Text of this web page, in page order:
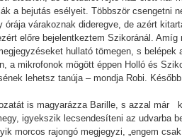
a bejutás esélyeit. Többször csengetni
órája várakoznak dideregve, de azért
előre bejelentkeztem Szikoránál.
hullató tömegen, s belépek
a mikrofonok mögött éppen Holló és
lehetsz tanúja – mondja Robi.
is magyarázza Barille, s azzal már
igyekszik lecsendesíteni az udvarba
morcos rajongó megjegyzi, „engem